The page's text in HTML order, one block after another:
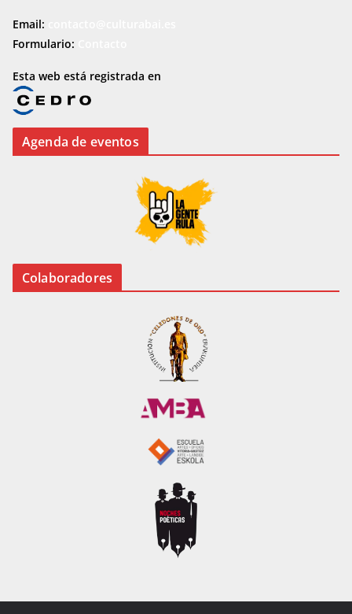
Email:
Formulario:
Esta web está registrada en
Agenda de eventos
Colaboradores